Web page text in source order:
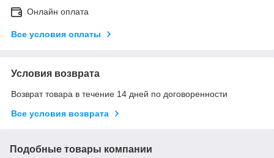
Онлайн оплата
Все условия оплаты
Условия возврата
Возврат товара в течение 14 дней по договоренности
Все условия возврата
Подобные товары компании